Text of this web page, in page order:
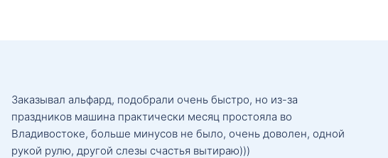
Заказывал альфард, подобрали очень быстро, но из-за
праздников машина практически месяц простояла во
Владивостоке, больше минусов не было, очень доволен, одной
рукой рулю, другой слезы счастья вытираю)))